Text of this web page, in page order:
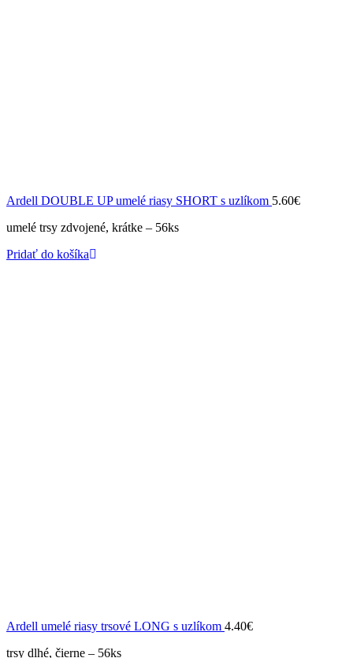
Ardell DOUBLE UP umelé riasy SHORT s uzlíkom 5.60€
umelé trsy zdvojené, krátke – 56ks
Pridať do košíka
Ardell umelé riasy trsové LONG s uzlíkom 4.40€
trsy dlhé, čierne – 56ks